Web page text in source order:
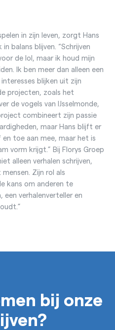
in zijn leven, zorgt Hans
balans blijven. “Schrijven
de lol, maar ik houd mijn
Ik ben meer dan alleen een
blijken uit zijn
projecten, zoals het
de vogels van IJsselmonde,
combineert zijn passie
maar Hans blijft er
toe aan mee, maar het is
vorm krijgt.” Bij Florys Groep
alleen verhalen schrijven,
Zijn rol als
kans om anderen te
een verhalenverteller en
bij onze